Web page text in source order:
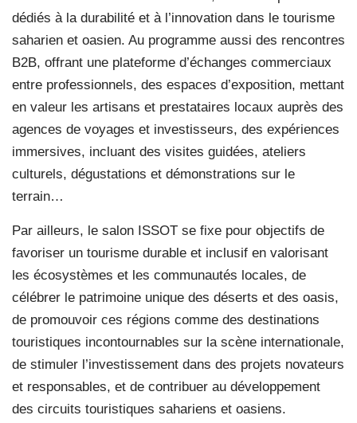
dédiés à la durabilité et à l’innovation dans le tourisme
saharien et oasien. Au programme aussi des rencontres
B2B, offrant une plateforme d’échanges commerciaux
entre professionnels, des espaces d’exposition, mettant
en valeur les artisans et prestataires locaux auprès des
agences de voyages et investisseurs, des expériences
immersives, incluant des visites guidées, ateliers
culturels, dégustations et démonstrations sur le
terrain…
Par ailleurs, le salon ISSOT se fixe pour objectifs de
favoriser un tourisme durable et inclusif en valorisant
les écosystèmes et les communautés locales, de
célébrer le patrimoine unique des déserts et des oasis,
de promouvoir ces régions comme des destinations
touristiques incontournables sur la scène internationale,
de stimuler l’investissement dans des projets novateurs
et responsables, et de contribuer au développement
des circuits touristiques sahariens et oasiens.